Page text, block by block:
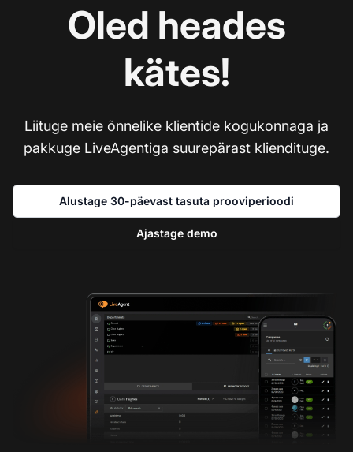
Oled heades
kätes!
Liituge meie õnnelike klientide kogukonnaga ja
pakkuge LiveAgentiga suurepärast kliendituge.
Alustage 30-päevast tasuta prooviperioodi
Ajastage demo